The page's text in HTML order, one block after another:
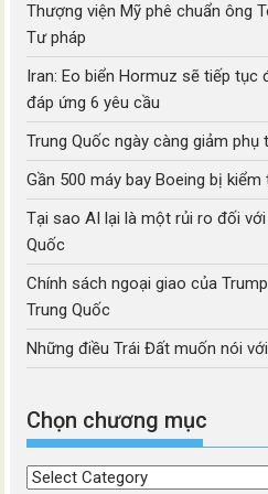
Thượng viện Mỹ phê chuẩn ông
Tư pháp
Iran: Eo biển Hormuz sẽ tiếp tục
đáp ứng 6 yêu cầu
Trung Quốc ngày càng giảm
Gần 500 máy bay Boeing bị
Tại sao AI lại là một rủi ro đối
Quốc
Chính sách ngoại giao của
Trung Quốc
Những điều Trái Đất muốn nói
Chọn chương mục
Chọn